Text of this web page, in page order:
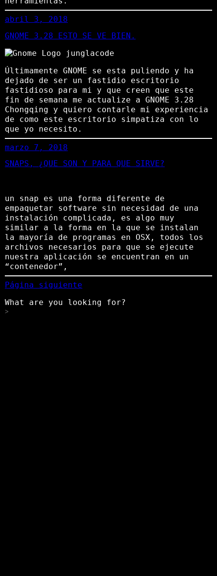
abril 3, 2018
GNOME 3.28 ESTO SE VE BIEN.
Últimamente GNOME se esta puliendo y ha
dejado de ser un fastidio escritorio
fastidioso para mi y que creen que este
fin de semana me actualize a GNOME 3.28
Chongqing y quiero contarle mi experiencia
de como este escritorio simpatiza con lo
que yo necesito.
marzo 7, 2018
SNAPS, ¿QUE SON Y PARA QUE SIRVE?
un snap es una forma diferente de
empaquetar software sin necesidad de una
instalación complicada, es algo muy
similar a la forma en la que se instalan
la mayoría de programas en OSX, todos los
archivos necesarios para que se ejecute
nuestra aplicación se encuentran en un
“contenedor”,
Página siguiente
What are you looking for?